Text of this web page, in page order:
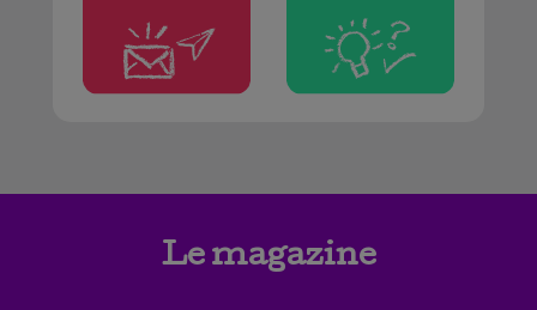
Le magazine